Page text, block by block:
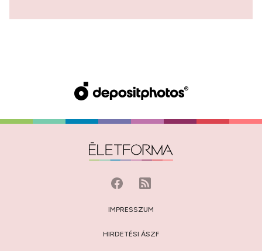
IMPRESSZUM
HIRDETÉSI ÁSZF